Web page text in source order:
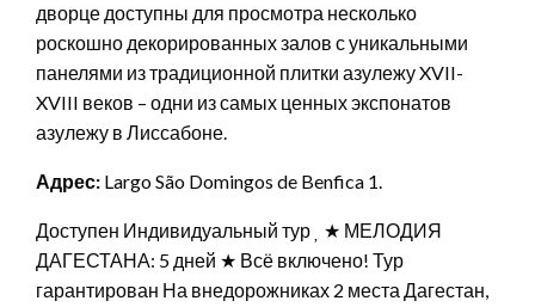
дворце доступны для просмотра несколько
роскошно декорированных залов с уникальными
панелями из традиционной плитки азулежу XVII-
XVIII веков – одни из самых ценных экспонатов
азулежу в Лиссабоне.
Адрес: Largo São Domingos de Benfica 1.
Доступен Индивидуальный тур
★ МЕЛОДИЯ
ДАГЕСТАНА: 5 дней ★ Всё включено! Тур
гарантирован На внедорожниках 2 места Дагестан,